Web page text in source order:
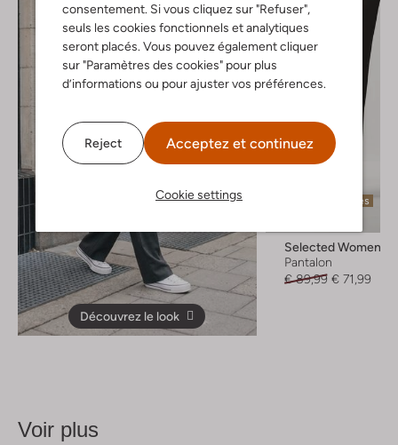
consentement. Si vous cliquez sur "Refuser",
seuls les cookies fonctionnels et analytiques
seront placés. Vous pouvez également cliquer
sur "Paramètres des cookies" pour plus
d’informations ou pour ajuster vos préférences.
Reject Acceptez et continuez
Cookie settings
Découvrez le look
Dernières pièces
Selected Women
Pantalon
€ 89,99 € 71,99
Voir plus